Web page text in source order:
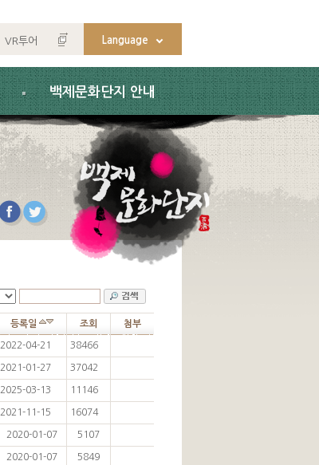
VR투어 Language
백제문화단지 안내
등록일 조회 첨부
2022-04-21 38466
2021-01-27 37042
2025-03-13 11146
2021-11-15 16074
2020-01-07 5107
2020-01-07 5849